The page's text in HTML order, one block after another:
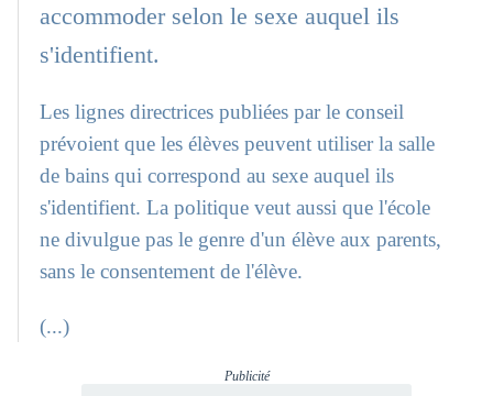
accommoder selon le sexe auquel ils
s'identifient.
Les lignes directrices publiées par le conseil
prévoient que les élèves peuvent utiliser la salle
de bains qui correspond au sexe auquel ils
s'identifient. La politique veut aussi que l'école
ne divulgue pas le genre d'un élève aux parents,
sans le consentement de l'élève.
(...)
Publicité